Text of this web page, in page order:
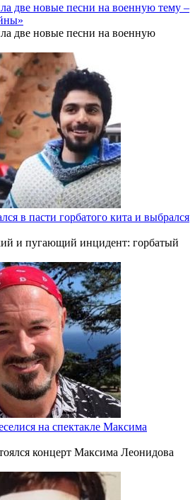
две новые песни на военную тему –
две новые песни на военную
в пасти горбатого кита и выбрался
и пугающий инцидент: горбатый
на спектакле Максима
концерт Максима Леонидова